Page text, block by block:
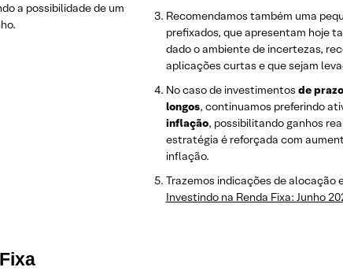
a possibilidade de um
Recomendamos também uma
prefixados, que apresentam hoje
dado o ambiente de incertezas,
aplicações curtas e que sejam
No caso de investimentos de
longos, continuamos preferindo
inflação, possibilitando ganhos
estratégia é reforçada com
inflação.
Trazemos indicações de alocação
Investindo na Renda Fixa: Junho